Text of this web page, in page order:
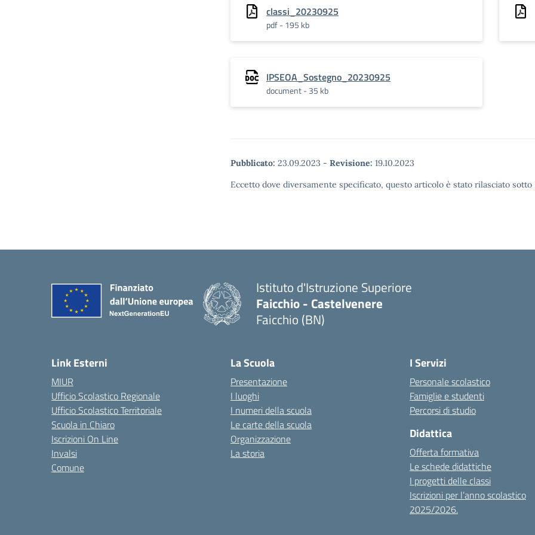
classi_20230925
pdf - 195 kb
IPSEOA_Sostegno_20230925
document - 35 kb
Pubblicato: 23.09.2023 - Revisione: 19.10.2023
Eccetto dove diversamente specificato, questo articolo è stato rilasciato
Istituto d'Istruzione Superiore
Faicchio - Castelvenere
Faicchio (BN)
Link Esterni
MIUR
Ufficio Scolastico Regionale
Ufficio Scolastico Territoriale
Scuola in Chiaro
Iscrizioni On Line
Invalsi
Comune
La Scuola
Presentazione
I luoghi
I numeri della scuola
Le carte della scuola
Organizzazione
La storia
I Servizi
Personale scolastico
Famiglie e studenti
Percorsi di studio
Didattica
Offerta formativa
Le schede didattiche
I progetti delle classi
Iscrizioni per l’anno scolastico
2025/2026.